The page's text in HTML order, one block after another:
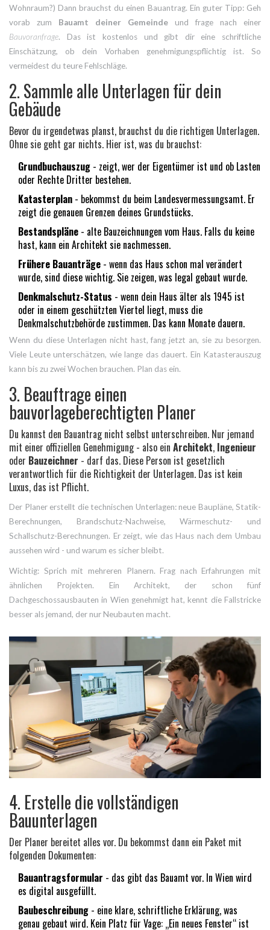
Wohnraum?) Dann brauchst du einen Bauantrag. Ein guter Tipp: Geh
vorab zum Bauamt deiner Gemeinde und frage nach einer
Bauvoranfrage. Das ist kostenlos und gibt dir eine schriftliche
Einschätzung, ob dein Vorhaben genehmigungspflichtig ist. So
vermeidest du teure Fehlschläge.
2. Sammle alle Unterlagen für dein
Gebäude
Bevor du irgendetwas planst, brauchst du die richtigen Unterlagen.
Ohne sie geht gar nichts. Hier ist, was du brauchst:
Grundbuchauszug - zeigt, wer der Eigentümer ist und ob Lasten
oder Rechte Dritter bestehen.
Katasterplan - bekommst du beim Landesvermessungsamt. Er
zeigt die genauen Grenzen deines Grundstücks.
Bestandspläne - alte Bauzeichnungen vom Haus. Falls du keine
hast, kann ein Architekt sie nachmessen.
Frühere Bauanträge - wenn das Haus schon mal verändert
wurde, sind diese wichtig. Sie zeigen, was legal gebaut wurde.
Denkmalschutz-Status - wenn dein Haus älter als 1945 ist
oder in einem geschützten Viertel liegt, muss die
Denkmalschutzbehörde zustimmen. Das kann Monate dauern.
Wenn du diese Unterlagen nicht hast, fang jetzt an, sie zu besorgen.
Viele Leute unterschätzen, wie lange das dauert. Ein Katasterauszug
kann bis zu zwei Wochen brauchen. Plan das ein.
3. Beauftrage einen
bauvorlageberechtigten Planer
Du kannst den Bauantrag nicht selbst unterschreiben. Nur jemand
mit einer offiziellen Genehmigung - also ein Architekt, Ingenieur
oder Bauzeichner - darf das. Diese Person ist gesetzlich
verantwortlich für die Richtigkeit der Unterlagen. Das ist kein
Luxus, das ist Pflicht.
Der Planer erstellt die technischen Unterlagen: neue Baupläne, Statik-
Berechnungen, Brandschutz-Nachweise, Wärmeschutz- und
Schallschutz-Berechnungen. Er zeigt, wie das Haus nach dem Umbau
aussehen wird - und warum es sicher bleibt.
Wichtig: Sprich mit mehreren Planern. Frag nach Erfahrungen mit
ähnlichen Projekten. Ein Architekt, der schon fünf
Dachgeschossausbauten in Wien genehmigt hat, kennt die Fallstricke
besser als jemand, der nur Neubauten macht.
4. Erstelle die vollständigen
Bauunterlagen
Der Planer bereitet alles vor. Du bekommst dann ein Paket mit
folgenden Dokumenten:
Bauantragsformular - das gibt das Bauamt vor. In Wien wird
es digital ausgefüllt.
Baubeschreibung - eine klare, schriftliche Erklärung, was
genau gebaut wird. Kein Platz für Vage: „Ein neues Fenster“ ist